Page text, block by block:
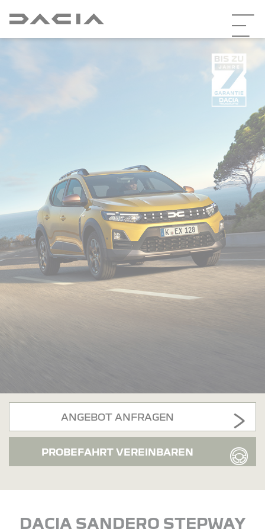
ANGEBOT ANFRAGEN
PROBEFAHRT VEREINBAREN
DACIA SANDERO STEPWAY